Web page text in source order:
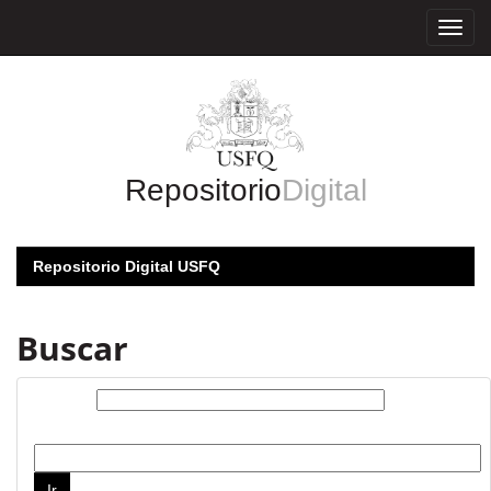
RepositorioDigital
Repositorio Digital USFQ
Buscar